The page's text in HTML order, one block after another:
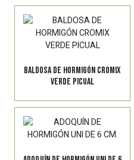
BALDOSA DE HORMIGÓN CROMIX
VERDE PICUAL